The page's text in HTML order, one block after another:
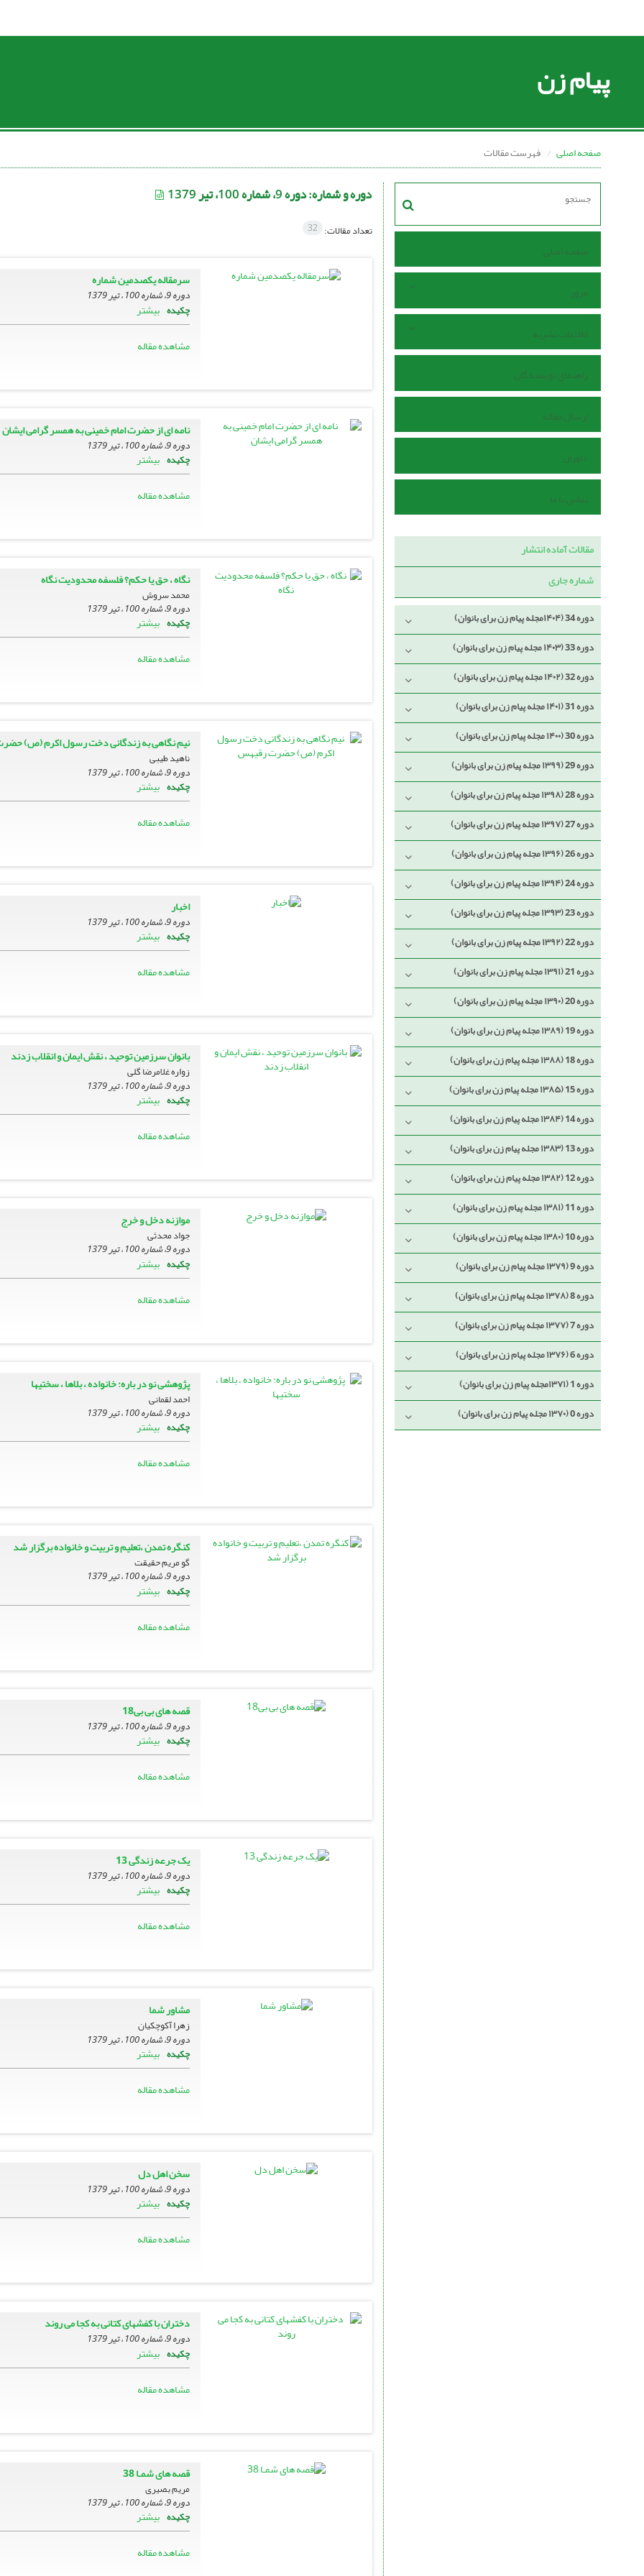
پیام زن
صفحه اصلی فهرست مقالات
صفحه اصلی
مرور
اطلاعات نشریه
راهنمای نویسندگان
ارسال مقاله
داوران
تماس با ما
مقالات آماده انتشار
شماره جاری
دوره 34 (۱۴۰۴مجله پیام زن برای بانوان)
دوره 33 (۱۴۰۳ مجله پیام زن برای بانوان)
دوره 32 (۱۴۰۲ مجله پیام زن برای بانوان)
دوره 31 (۱۴۰۱ مجله پیام زن برای بانوان)
دوره 30 (۱۴۰۰ مجله پیام زن برای بانوان)
دوره 29 (۱۳۹۹ مجله پیام زن برای بانوان)
دوره 28 (۱۳۹۸ مجله پیام زن برای بانوان)
دوره 27 (۱۳۹۷ مجله پیام زن برای بانوان)
دوره 26 (۱۳۹۶ مجله پیام زن برای بانوان)
دوره 24 (۱۳۹۴ مجله پیام زن برای بانوان)
دوره 23 (۱۳۹۳ مجله پیام زن برای بانوان)
دوره 22 (۱۳۹۲ مجله پیام زن برای بانوان)
دوره 21 (۱۳۹۱ مجله پیام زن برای بانوان)
دوره 20 (۱۳۹۰ مجله پیام زن برای بانوان)
دوره 19 (۱۳۸۹ مجله پیام زن برای بانوان)
دوره 18 (۱۳۸۸ مجله پیام زن برای بانوان)
دوره 15 (۱۳۸۵ مجله پیام زن برای بانوان)
دوره 14 (۱۳۸۴ مجله پیام زن برای بانوان)
دوره 13 (۱۳۸۳ مجله پیام زن برای بانوان)
دوره 12 (۱۳۸۲ مجله پیام زن برای بانوان)
دوره 11 (۱۳۸۱ مجله پیام زن برای بانوان)
دوره 10 (۱۳۸۰ مجله پیام زن برای بانوان)
دوره 9 (۱۳۷۹ مجله پیام زن برای بانوان)
دوره 8 (۱۳۷۸ مجله پیام زن برای بانوان)
دوره 7 (۱۳۷۷ مجله پیام زن برای بانوان)
دوره 6 (۱۳۷۶ مجله پیام زن برای بانوان)
دوره 1 (۱۳۷۱مجله پیام زن برای بانوان)
دوره 0 (۱۳۷۰ مجله پیام زن برای بانوان)
دوره و شماره:دوره 9، شماره 100، تیر 1379
تعداد مقالات: 32
سرمقاله یکصدمین شماره
دوره 9، شماره 100 ، تیر 1379
چکیده بیشتر
مشاهده مقاله
نامه اى از حضرت امام خمینى به همسر گرامى ایشان
دوره 9، شماره 100 ، تیر 1379
چکیده بیشتر
مشاهده مقاله
نگاه ، حق یا حکم؟ فلسفه محدودیت نگاه
محمد سروش
دوره 9، شماره 100 ، تیر 1379
چکیده بیشتر
مشاهده مقاله
نیم نگاهى به زندگانى دخت رسول اکرم (ص)
ناهید طیبی
دوره 9، شماره 100 ، تیر 1379
چکیده بیشتر
مشاهده مقاله
اخبار
دوره 9، شماره 100 ، تیر 1379
چکیده بیشتر
مشاهده مقاله
بانوان سرزمین توحید ، نقش ایمان و انقلاب زدند
زواره‏ غلامرضا گلى
دوره 9، شماره 100 ، تیر 1379
چکیده بیشتر
مشاهده مقاله
موازنه دخل و خرج
جواد محدثى
دوره 9، شماره 100 ، تیر 1379
چکیده بیشتر
مشاهده مقاله
پژوهشى نو در باره: خانواده ، بلاها ، سختیها
احمد لقمانی
دوره 9، شماره 100 ، تیر 1379
چکیده بیشتر
مشاهده مقاله
کنگره تمدن ،تعلیم و تربیت و خانواده برگزار شد
گو مریم حقیقت
دوره 9، شماره 100 ، تیر 1379
چکیده بیشتر
مشاهده مقاله
قصه هاى بى بى18
دوره 9، شماره 100 ، تیر 1379
چکیده بیشتر
مشاهده مقاله
یک جرعه زندگى 13
دوره 9، شماره 100 ، تیر 1379
چکیده بیشتر
مشاهده مقاله
مشاور شما
زهرا آکوچکیان
دوره 9، شماره 100 ، تیر 1379
چکیده بیشتر
مشاهده مقاله
سخن اهل دل
دوره 9، شماره 100 ، تیر 1379
چکیده بیشتر
مشاهده مقاله
دختران با کفشهاى کتانى به کجا مى روند
دوره 9، شماره 100 ، تیر 1379
چکیده بیشتر
مشاهده مقاله
قصه هاى شمـا 38
مریم بصیری
دوره 9، شماره 100 ، تیر 1379
چکیده بیشتر
مشاهده مقاله